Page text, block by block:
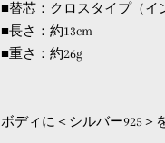
■替芯：クロスタイプ（
■長さ：約13cm
■重さ：約26g
ボディに＜シルバー925＞